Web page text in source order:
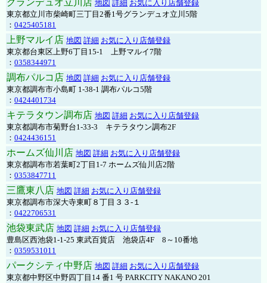
グランデュオ立川店 地図 詳細 お気に入り店舗登録
東京都立川市柴崎町三丁目2番1号グランデュオ立川5階
： 0425405181
上野マルイ店 地図 詳細 お気に入り店舗登録
東京都台東区上野6丁目15-1 上野マルイ7階
： 0358344971
調布パルコ店 地図 詳細 お気に入り店舗登録
東京都調布市小島町 1-38-1 調布パルコ5階
： 0424401734
キテラタウン調布店 地図 詳細 お気に入り店舗登録
東京都調布市菊野台1-33-3 キテラタウン調布2F
： 0424436151
ホームズ仙川店 地図 詳細 お気に入り店舗登録
東京都調布市若葉町2丁目1-7 ホームズ仙川店2階
： 0353847711
三鷹東八店 地図 詳細 お気に入り店舗登録
東京都調布市深大寺東町８丁目３３-１
： 0422706531
池袋東武店 地図 詳細 お気に入り店舗登録
豊島区西池袋1-1-25 東武百貨店 池袋店4F 8～10番地
： 0359531011
パークシティ中野店 地図 詳細 お気に入り店舗登録
東京都中野区中野四丁目14 番1 号 PARKCITY NAKANO 201